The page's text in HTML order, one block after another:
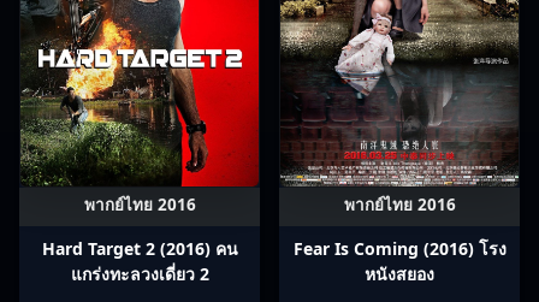
พากย์ไทย 2016
Hard Target 2 (2016) คน
แกร่งทะลวงเดี่ยว 2
พากย์ไทย 2016
Fear Is Coming (2016) โรง
หนังสยอง